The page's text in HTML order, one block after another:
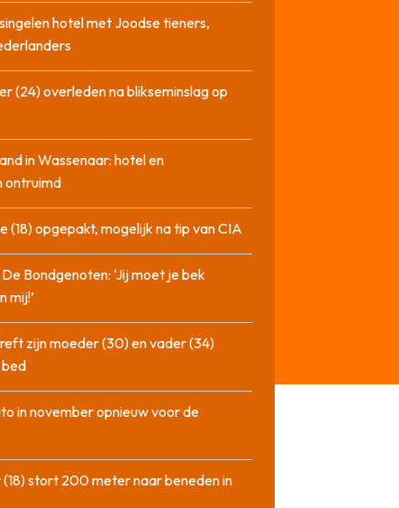
hotel met Joodse tieners,
(24) overleden na blikseminslag op
in Wassenaar: hotel en
ontruimd
(18) opgepakt, mogelijk na tip van CIA
Bondgenoten: ‘Jij moet je bek
mij!’
zijn moeder (30) en vader (34)
in november opnieuw voor de
stort 200 meter naar beneden in